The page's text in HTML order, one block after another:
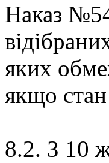
Наказ
яких
якщо
8.2. З 10